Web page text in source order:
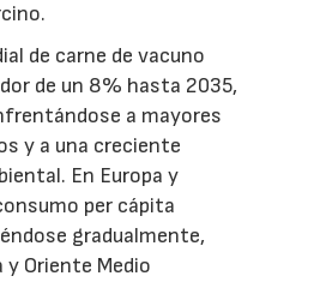
de carne de vacuno
de un 8% hasta 2035,
a mayores
y a una creciente
En Europa y
per cápita
gradualmente,
y Oriente Medio